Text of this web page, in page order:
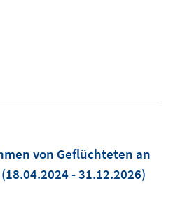
von Geflüchteten an
(18.04.2024 - 31.12.2026)